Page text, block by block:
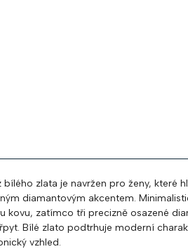
zlata je navržen pro ženy, které
diamantovým akcentem.
kovu, zatímco tři precizně osazené
Bílé zlato podtrhuje moderní
vzhled.